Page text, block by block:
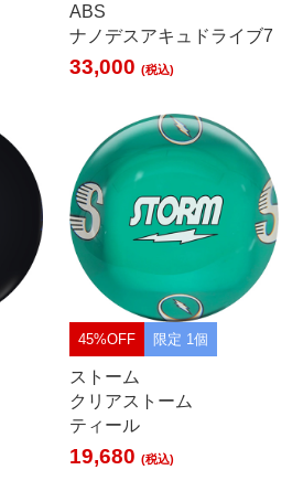
ABS
ナノデスアキュドライブ7
33,000(税込)
45%OFF 限定 1個
ストーム
クリアストーム
ティール
19,680(税込)